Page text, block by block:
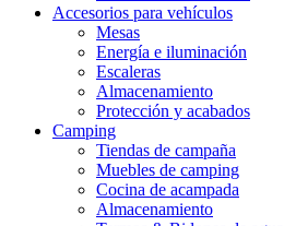
Accesorios para vehículos
Mesas
Energía e iluminación
Escaleras
Almacenamiento
Protección y acabados
Camping
Tiendas de campaña
Muebles de camping
Cocina de acampada
Almacenamiento